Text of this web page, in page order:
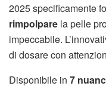
2025 specificamente
rimpolpare la pelle
impeccabile.
di dosare con
Disponibile in 7